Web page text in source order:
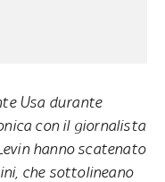
Usa durante
con il giornalista
hanno scatenato
che sottolineano